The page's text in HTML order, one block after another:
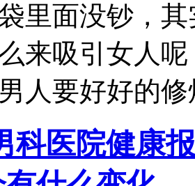
里面没钞，
来吸引女人
人要好好的
科医院健康